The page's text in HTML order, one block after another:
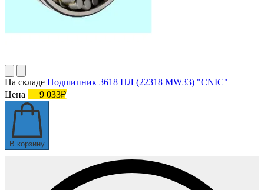
На складе Подшипник 3618 НЛ (22318 MW33) "СNIC"
Цена
9 033₽
В корзину